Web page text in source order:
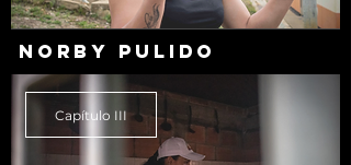
NORBY PULIDO
Capítulo III